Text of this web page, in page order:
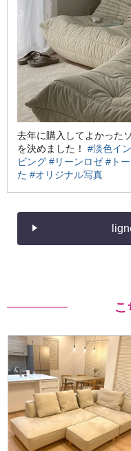
去年に購入してよかった
を決めました！ #淡色イ
ビング #リーンロゼ #ト
た #オリジナル写真
こ